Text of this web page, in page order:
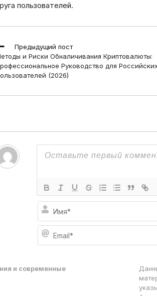
пользователей.
Предыдущий пост
и Риски Обналичивания Криптовалюты:
Руководство для
(2026)
и современные